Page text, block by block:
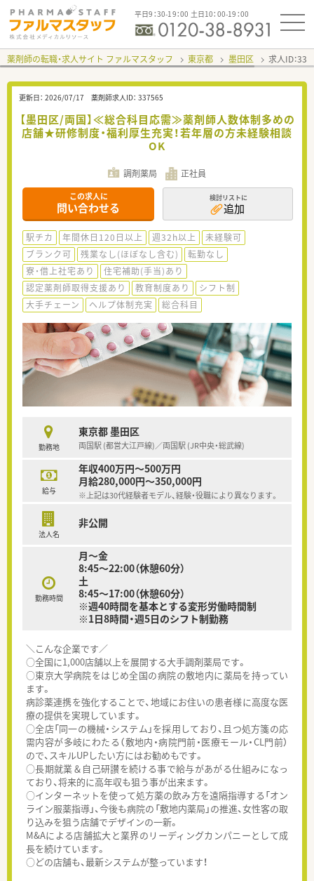
平日9：30-19：00 土日10：00-19：00
薬剤師の転職・求人サイト ファルマスタッフ 東京都 墨田区 求人ID：
更新日： 2026/07/17 薬剤師求人ID： 337565
【墨田区/両国】≪総合科目応需≫薬剤師人数体制多めの
店舗★研修制度・福利厚生充実！若年層の方未経験相談
OK
調剤薬局 正社員
この求人に
問い合わせる
検討リストに
追加
駅チカ 年間休日120日以上 週32h以上
未経験可
ブランク可
残業なし(ほぼなし含む)
転勤なし
寮・借上社宅あり
住宅補助(手当)あり
認定薬剤師取得支援あり
教育制度あり
シフト制
大手チェーン
ヘルプ体制充実 総合科目
勤務地
東京都 墨田区
両国駅 (都営大江戸線)／両国駅 (JR中央・総武線)
給与
年収400万円～500万円
月給280,000円～350,000円
※上記は30代経験者モデル、経験・役職により異なります。
法人名
非公開
勤務時間
月～金
8:45～22:00（休憩60分）
土
8:45～17:00（休憩60分）
※週40時間を基本とする変形労働時間制
※1日8時間・週5日のシフト制勤務
＼こんな企業です／
○全国に1,000店舗以上を展開する大手調剤薬局です。
○東京大学病院をはじめ全国の病院の敷地内に薬局を持ってい
ます。
病診薬連携を強化することで、地域にお住いの患者様に高度な医
療の提供を実現しています。
○全店「同一の機械・システム」を採用しており、且つ処方箋の応
需内容が多岐にわたる（敷地内・病院門前・医療モール・CL門前）
ので、スキルUPしたい方にはお勧めもです。
○長期就業＆自己研讃を続ける事で給与があがる仕組みになっ
ており、将来的に高年収も狙う事が出来ます。
○インターネットを使って処方薬の飲み方を遠隔指導する「オン
ライン服薬指導」、今後も病院の「敷地内薬局」の推進、女性客の取
り込みを狙う店舗でデザインの一新。
M&Aによる店舗拡大と業界のリーディングカンパニーとして成
長を続けています。
○どの店舗も、最新システムが整っています！